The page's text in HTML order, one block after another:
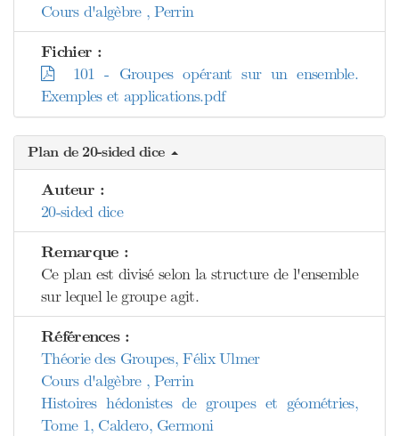
Cours d'algèbre , Perrin
Fichier :
101 - Groupes opérant sur un ensemble.
Exemples et applications.pdf
Plan de 20-sided dice
Auteur :
20-sided dice
Remarque :
Ce plan est divisé selon la structure de l'ensemble
sur lequel le groupe agit.
Références :
Théorie des Groupes, Félix Ulmer
Cours d'algèbre , Perrin
Histoires hédonistes de groupes et géométries,
Tome 1, Caldero, Germoni